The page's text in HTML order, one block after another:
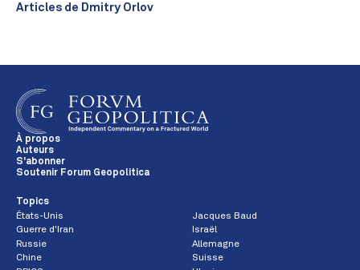
Articles de Dmitry Orlov
À propos
Auteurs
S'abonner
Soutenir Forum Geopolitica
Topics
États-Unis
Jacques Baud
Guerre d'Iran
Israël
Russie
Allemagne
Chine
Suisse